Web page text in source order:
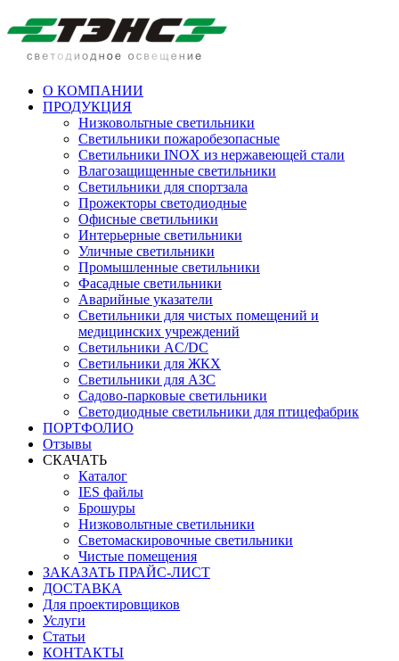
О КОМПАНИИ
ПРОДУКЦИЯ
Низковольтные светильники
Cветильники пожаробезопасные
Светильники INOX из нержавеющей стали
Влагозащищенные светильники
Светильники для спортзала
Прожекторы светодиодные
Офисные светильники
Интерьерные светильники
Уличные светильники
Промышленные светильники
Фасадные светильники
Аварийные указатели
Светильники для чистых помещений и
медицинских учреждений
Светильники AC/DC
Светильники для ЖКХ
Светильники для АЗС
Садово-парковые светильники
Светодиодные светильники для птицефабрик
ПОРТФОЛИО
Отзывы
СКАЧАТЬ
Каталог
IES файлы
Брошуры
Низковольтные светильники
Светомаскировочные светильники
Чистые помещения
ЗАКАЗАТЬ ПРАЙС-ЛИСТ
ДОСТАВКА
Для проектировщиков
Услуги
Статьи
КОНТАКТЫ